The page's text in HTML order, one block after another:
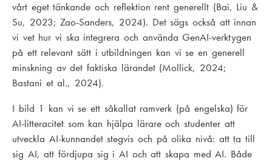
vårt eget tänkande och reflektion rent generellt (Bai, Liu &
Su, 2023; Zao-Sanders, 2024). Det sägs också att innan
vi vet hur vi ska integrera och använda GenAI-verktygen
på ett relevant sätt i utbildningen kan vi se en generell
minskning av det faktiska lärandet (Mollick, 2024;
Bastani et al., 2024).
I bild 1 kan vi se ett såkallat ramverk (på engelska) för
AI-litteracitet som kan hjälpa lärare och studenter att
utveckla AI-kunnandet stegvis och på olika nivå: att ta till
sig AI, att fördjupa sig i AI och att skapa med AI. Både